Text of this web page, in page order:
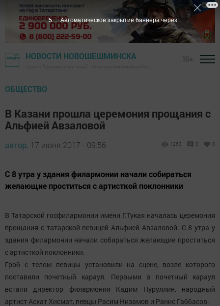
НОВОСТИ НОВОШЕШМИНСКА
ОБЩЕСТВО
В Казани прошла церемония прощания с
Альфией Авзаловой
автор, 17 июня 2017 - 09:56 1263 0 0
С 8 утра у здания филармонии начали собираться
желающие проститься с артисткой поклонники
В Татарской госфилармонии имени Г.Тукая началась церемония
прощания с татарской певицей Альфией Авзаловой. С 8 утра у
здания филармонии начали собираться желающие проститься
с артисткой поклонники.
Гроб с телом певицы установили на сцене, возле которого
поставили почетный караул. Первыми в почетный караул
встали директор филармонии Кадим Нуруллин, народный
артист Асхат Хисмат, певцы Расим Низамов и Ранис Габбасов.
4 Автоматическое закрытие баннера через